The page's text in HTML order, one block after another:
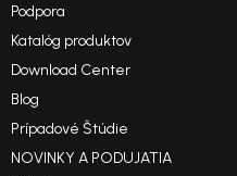
Podpora
Katalóg produktov
Download Center
Blog
Prípadové Štúdie
NOVINKY A PODUJATIA